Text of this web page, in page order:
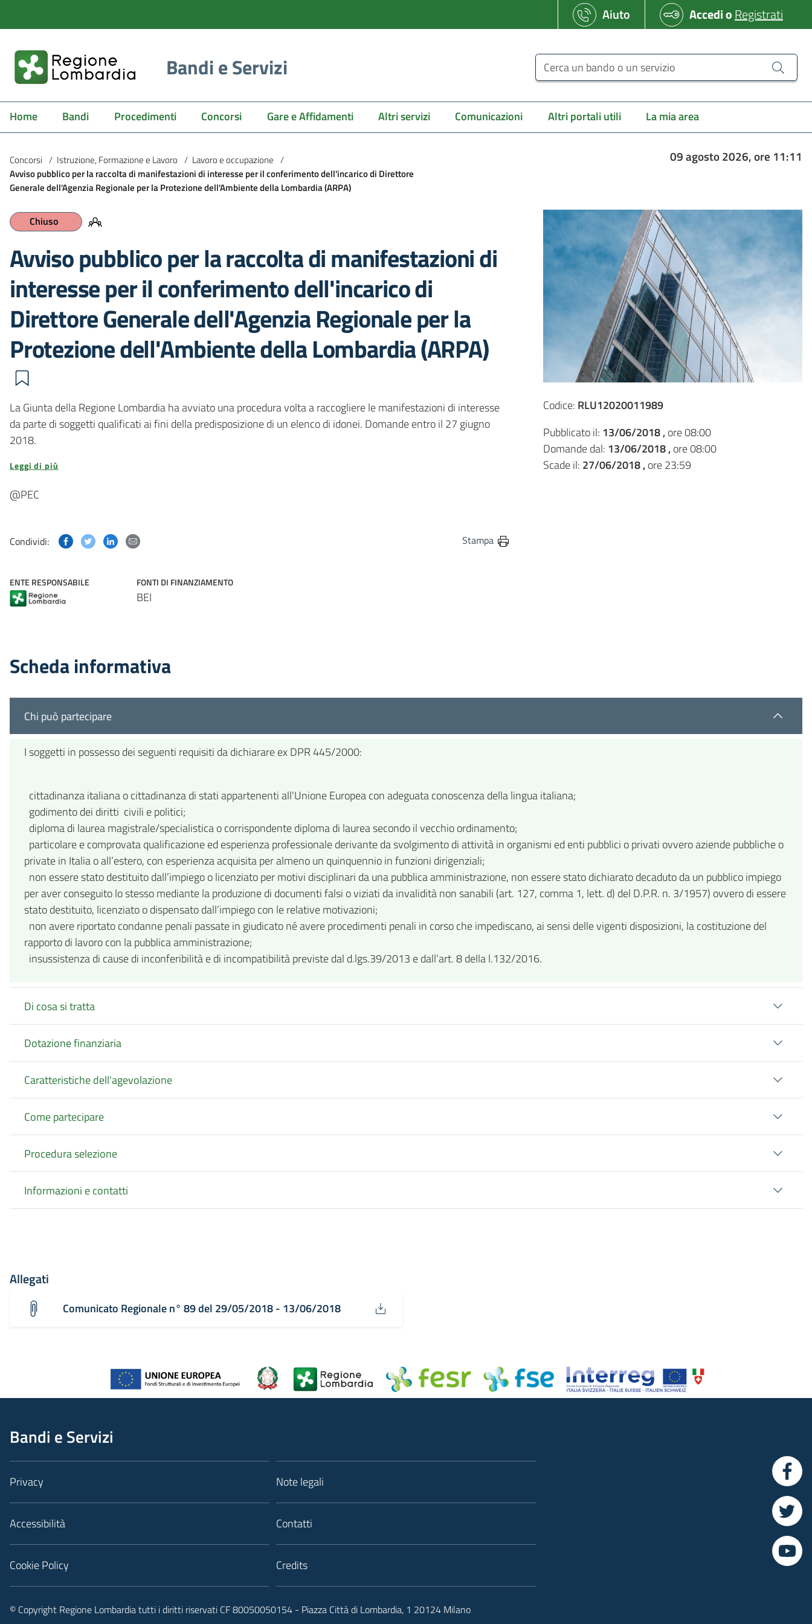
Aiuto AccedioRegistrati
Bandi e Servizi Cerca un bando o un servizio
Home Bandi Procedimenti Concorsi Gare e Affidamenti Altri servizi Comunicazioni Altri portali utili La mia area
Concorsi / Istruzione, Formazione e Lavoro / Lavoro e occupazione /
Avviso pubblico per la raccolta di manifestazioni di interesse per il conferimento dell'incarico di Direttore
Generale dell'Agenzia Regionale per la Protezione dell'Ambiente della Lombardia (ARPA)
09 agosto 2026, ore 11:11
Chiuso
Avviso pubblico per la raccolta di manifestazioni di
interesse per il conferimento dell'incarico di
Direttore Generale dell'Agenzia Regionale per la
Protezione dell'Ambiente della Lombardia (ARPA)
La Giunta della Regione Lombardia ha avviato una procedura volta a raccogliere le manifestazioni di interesse
da parte di soggetti qualificati ai fini della predisposizione di un elenco di idonei. Domande entro il 27 giugno
2018.
Leggi di più
@PEC
Condividi: Condividi questa pagina su Facebook
Condividi questa pagina su Twitter
Condividi questa pagina su Linkedin Stampa
ENTE RESPONSABILE FONTI DI FINANZIAMENTO
BEI
Codice: RLU12020011989
Pubblicato il: 13/06/2018 ,ore 08:00
Domande dal: 13/06/2018 ,ore 08:00
Scade il: 27/06/2018 ,ore 23:59
Scheda informativa
Chi può partecipare
I soggetti in possesso dei seguenti requisiti da dichiarare ex DPR 445/2000:
cittadinanza italiana o cittadinanza di stati appartenenti all'Unione Europea con adeguata conoscenza della lingua italiana;
godimento dei diritti civili e politici;
diploma di laurea magistrale/specialistica o corrispondente diploma di laurea secondo il vecchio ordinamento;
particolare e comprovata qualificazione ed esperienza professionale derivante da svolgimento di attività in organismi ed enti pubblici o privati ovvero aziende pubbliche o
private in Italia o all’estero, con esperienza acquisita per almeno un quinquennio in funzioni dirigenziali;
non essere stato destituito dall’impiego o licenziato per motivi disciplinari da una pubblica amministrazione, non essere stato dichiarato decaduto da un pubblico impiego
per aver conseguito lo stesso mediante la produzione di documenti falsi o viziati da invalidità non sanabili (art. 127, comma 1, lett. d) del D.P.R. n. 3/1957) ovvero di essere
stato destituito, licenziato o dispensato dall’impiego con le relative motivazioni;
non avere riportato condanne penali passate in giudicato né avere procedimenti penali in corso che impediscano, ai sensi delle vigenti disposizioni, la costituzione del
rapporto di lavoro con la pubblica amministrazione;
insussistenza di cause di inconferibilità e di incompatibilità previste dal d.lgs.39/2013 e dall’art. 8 della l.132/2016.
Di cosa si tratta
Dotazione finanziaria
Caratteristiche dell'agevolazione
Come partecipare
Procedura selezione
Informazioni e contatti
Allegati
Comunicato Regionale n° 89 del 29/05/2018 - 13/06/2018
Bandi e Servizi
Privacy
Accessibilità
Cookie Policy
Note legali
Contatti
Credits
© Copyright Regione Lombardia tutti i diritti riservati CF 80050050154 - Piazza Città di Lombardia, 1 20124 Milano